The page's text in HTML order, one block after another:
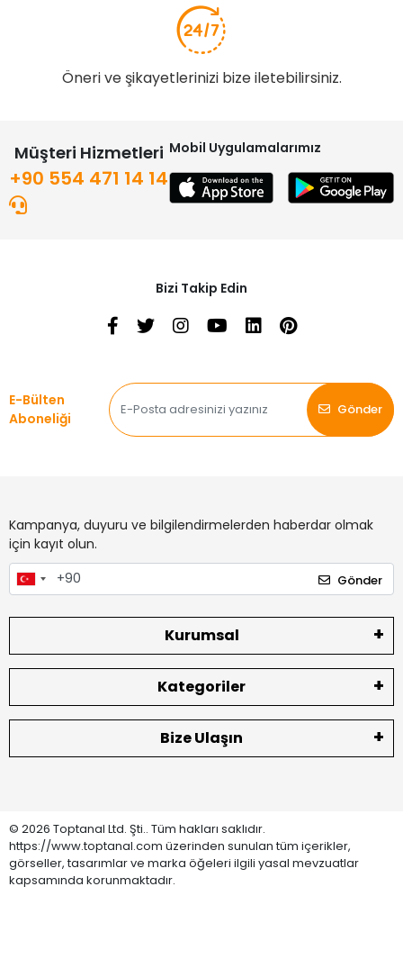
Öneri ve şikayetlerinizi bize iletebilirsiniz.
Müşteri Hizmetleri
+90 554 471 14 14
Mobil Uygulamalarımız
Bizi Takip Edin
E-Bülten
Aboneliği
Gönder
Kampanya, duyuru ve bilgilendirmelerden haberdar olmak
için kayıt olun.
Gönder
Kurumsal
Kategoriler
Bize Ulaşın
© 2026 Toptanal Ltd. Şti.. Tüm hakları saklıdır.
https://www.toptanal.com üzerinden sunulan tüm içerikler,
görseller, tasarımlar ve marka öğeleri ilgili yasal mevzuatlar
kapsamında korunmaktadır.